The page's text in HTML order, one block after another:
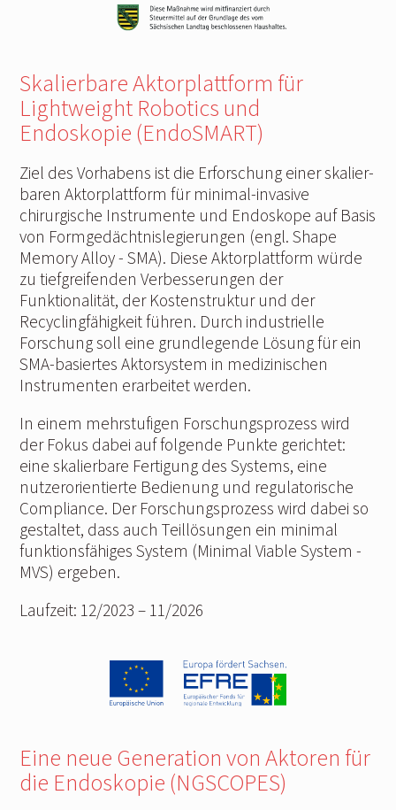
Skalierbare Aktorplattform für
Lightweight Robotics und
Endoskopie (EndoSMART)
Ziel des Vorhabens ist die Erforschung einer skalier-
baren Aktorplattform für minimal-invasive
chirurgische Instrumente und Endoskope auf Basis
von Formgedächtnislegierungen (engl. Shape
Memory Alloy - SMA). Diese Aktorplattform würde
zu tiefgreifenden Verbesserungen der
Funktionalität, der Kostenstruktur und der
Recyclingfähigkeit führen. Durch industrielle
Forschung soll eine grundlegende Lösung für ein
SMA-basiertes Aktorsystem in medizinischen
Instrumenten erarbeitet werden.
In einem mehrstufigen Forschungsprozess wird
der Fokus dabei auf folgende Punkte gerichtet:
eine skalierbare Fertigung des Systems, eine
nutzerorientierte Bedienung und regulatorische
Compliance. Der Forschungsprozess wird dabei so
gestaltet, dass auch Teillösungen ein minimal
funktionsfähiges System (Minimal Viable System -
MVS) ergeben.
Laufzeit: 12/2023 ‒ 11/2026
Eine neue Generation von Aktoren für
die Endoskopie (NGSCOPES)